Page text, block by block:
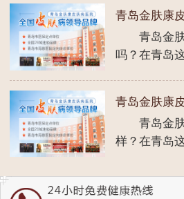
青岛金肤康
青岛金
吗？在青岛
青岛金肤康
青岛金
样？在青岛